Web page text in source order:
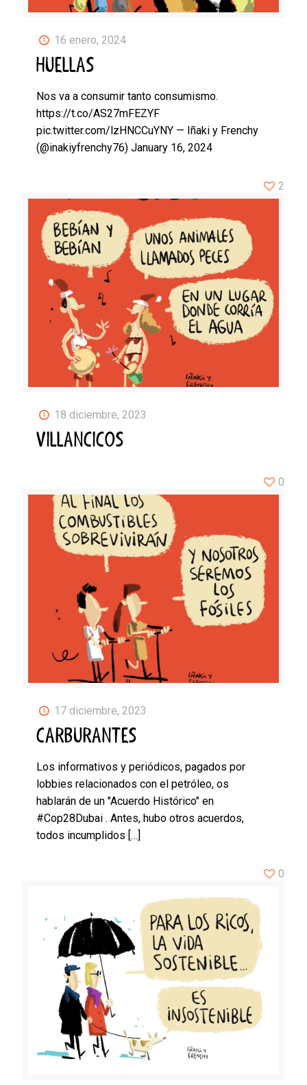
16 enero, 2024
HUELLAS
Nos va a consumir tanto consumismo.
https://t.co/AS27mFEZYF
pic.twitter.com/lzHNCCuYNY — Iñaki y Frenchy
(@inakiyfrenchy76) January 16, 2024
18 diciembre, 2023
VILLANCICOS
2
17 diciembre, 2023
CARBURANTES
Los informativos y periódicos, pagados por
lobbies relacionados con el petróleo, os
hablarán de un "Acuerdo Histórico" en
#Cop28Dubai . Antes, hubo otros acuerdos,
todos incumplidos […]
0
0